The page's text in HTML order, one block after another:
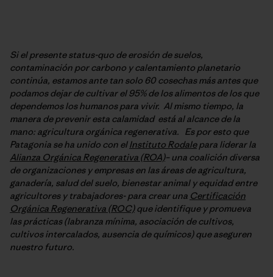
Si el presente status-quo de erosión de suelos,
contaminación por carbono y calentamiento planetario
continúa, estamos ante tan solo 60 cosechas más antes que
podamos dejar de cultivar el 95% de los alimentos de los que
dependemos los humanos para vivir. Al mismo tiempo, la
manera de prevenir esta calamidad está al alcance de la
mano: agricultura orgánica regenerativa. Es por esto que
Patagonia se ha unido con elInstituto Rodalepara liderar la
Alianza Orgánica Regenerativa (ROA)– una coalición diversa
de organizaciones y empresas en las áreas de agricultura,
ganadería, salud del suelo, bienestar animal y equidad entre
agricultores y trabajadores- para crear una Certificación
Orgánica Regenerativa (ROC)que identifique y promueva
las prácticas (labranza mínima, asociación de cultivos,
cultivos intercalados, ausencia de químicos) que aseguren
nuestro futuro.